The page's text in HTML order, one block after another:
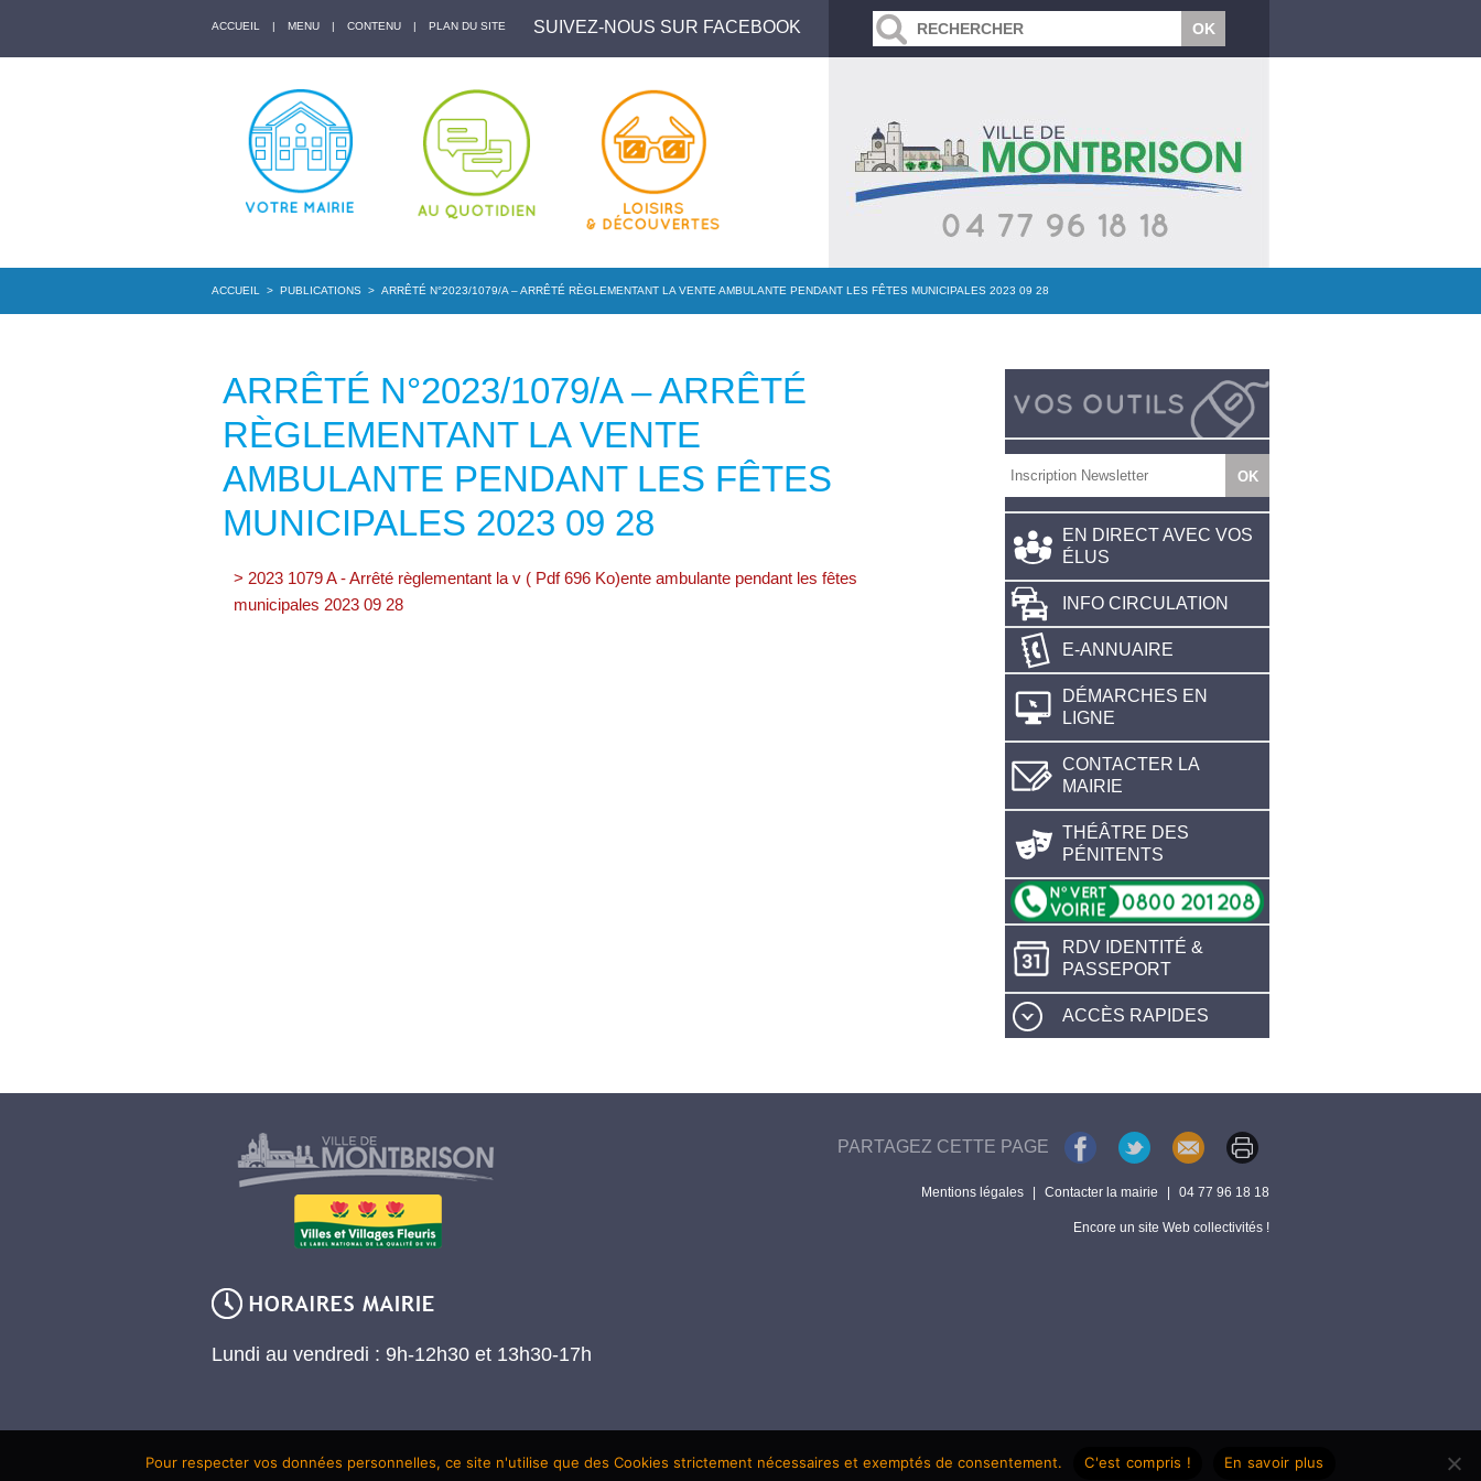
ACCUEIL | MENU | CONTENU | PLAN DU SITE SUIVEZ-NOUS SUR FACEBOOK
ACCUEIL > PUBLICATIONS > ARRÊTÉ N°2023/1079/A – ARRÊTÉ RÈGLEMENTANT LA VENTE AMBULANTE PENDANT LES FÊTES MUNICIPALES 2023 09 28
ARRÊTÉ N°2023/1079/A – ARRÊTÉ
RÈGLEMENTANT LA VENTE
AMBULANTE PENDANT LES FÊTES
MUNICIPALES 2023 09 28
> 2023 1079 A - Arrêté règlementant la v ( Pdf 696 Ko)ente ambulante pendant les fêtes
municipales 2023 09 28
EN DIRECT AVEC VOS
ÉLUS
INFO CIRCULATION
E-ANNUAIRE
DÉMARCHES EN
LIGNE
CONTACTER LA
MAIRIE
THÉÂTRE DES
PÉNITENTS
RDV IDENTITÉ &
PASSEPORT
ACCÈS RAPIDES
Lundi au vendredi : 9h-12h30 et 13h30-17h
PARTAGEZ CETTE PAGE
Mentions légales Contacter la mairie 04 77 96 18 18
Encore un site Web collectivités !
Pour respecter vos données personnelles, ce site n'utilise que des Cookies strictement nécessaires et exemptés de consentement. C'est compris ! En savoir plus